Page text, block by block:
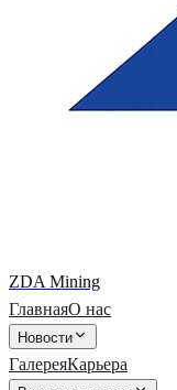
ZDA Mining
ГлавнаяО нас
Новости
ГалереяКарьера